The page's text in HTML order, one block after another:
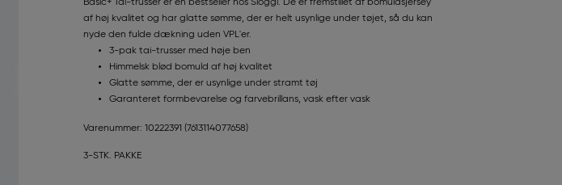
Basic+ Tai-trusser er en bestseller hos Sloggi. De er fremstillet af bomuldsjersey
af høj kvalitet og har glatte sømme, der er helt usynlige under tøjet, så du kan
nyde den fulde dækning uden VPL'er.
3-pak tai-trusser med høje ben
Himmelsk blød bomuld af høj kvalitet
Glatte sømme, der er usynlige under stramt tøj
Garanteret formbevarelse og farvebrillans, vask efter vask
Varenummer: 10222391 (7613114077658)
3-STK. PAKKE